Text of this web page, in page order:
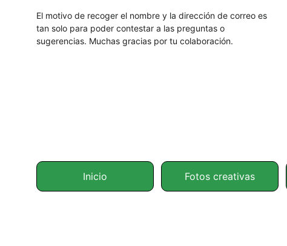
El motivo de recoger el nombre y la dirección de correo es
tan solo para poder contestar a las preguntas o
sugerencias. Muchas gracias por tu colaboración.
Fotos creativas
Inicio